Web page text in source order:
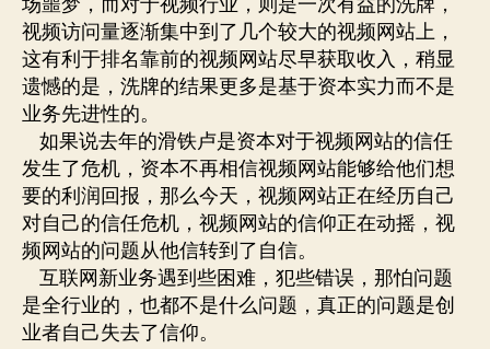
视频访问量逐渐集中到了几个较大的视频网站上，
这有利于排名靠前的视频网站尽早获取收入，稍显
遗憾的是，洗牌的结果更多是基于资本实力而不是
业务先进性的。
如果说去年的滑铁卢是资本对于视频网站的信任
发生了危机，资本不再相信视频网站能够给他们想
要的利润回报，那么今天，视频网站正在经历自己
对自己的信任危机，视频网站的信仰正在动摇，视
频网站的问题从他信转到了自信。
互联网新业务遇到些困难，犯些错误，那怕问题
是全行业的，也都不是什么问题，真正的问题是创
业者自己失去了信仰。